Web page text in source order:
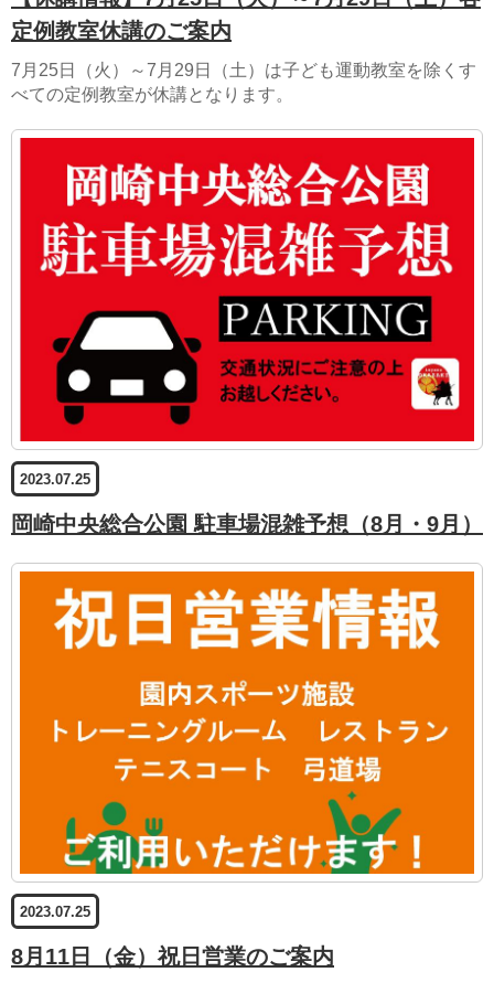
定例教室休講のご案内
7月25日（火）～7月29日（土）は子ども運動教室を除くす
べての定例教室が休講となります。
2023.07.25
岡崎中央総合公園 駐車場混雑予想（8月・9月）
2023.07.25
8月11日（金）祝日営業のご案内